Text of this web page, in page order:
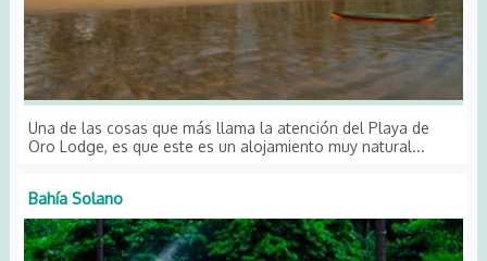
Una de las cosas que más llama la atención del Playa de
Oro Lodge, es que este es un alojamiento muy natural...
Bahía Solano